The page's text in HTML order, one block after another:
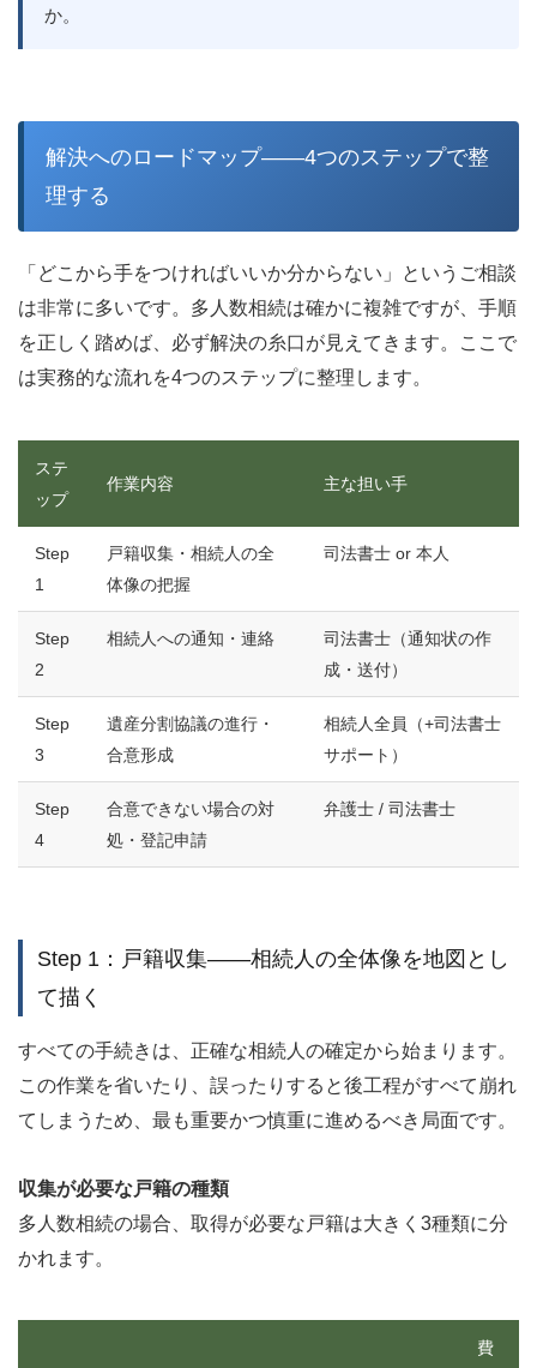
か。
解決へのロードマップ——4つのステップで整
理する
「どこから手をつければいいか分からない」というご相談
は非常に多いです。多人数相続は確かに複雑ですが、手順
を正しく踏めば、必ず解決の糸口が見えてきます。ここで
は実務的な流れを4つのステップに整理します。
ステ
ップ
作業内容 主な担い手
Step
1
戸籍収集・相続人の全
体像の把握
司法書士 or 本人
Step
2
相続人への通知・連絡
司法書士（通知状の作
成・送付）
Step
3
遺産分割協議の進行・
合意形成
相続人全員（+司法書士
サポート）
Step
4
合意できない場合の対
処・登記申請
弁護士 / 司法書士
Step 1：戸籍収集——相続人の全体像を地図とし
て描く
すべての手続きは、正確な相続人の確定から始まります。
この作業を省いたり、誤ったりすると後工程がすべて崩れ
てしまうため、最も重要かつ慎重に進めるべき局面です。
収集が必要な戸籍の種類
多人数相続の場合、取得が必要な戸籍は大きく3種類に分
かれます。
費